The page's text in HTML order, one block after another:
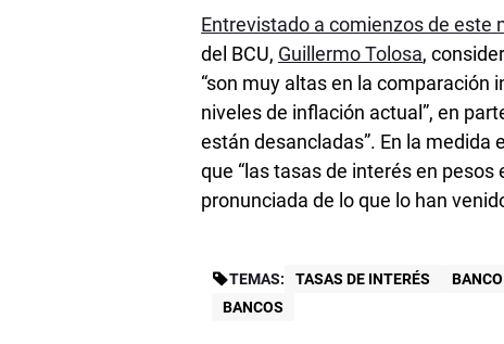
Entrevistado a comienzos de este
del BCU, Guillermo Tolosa,
“son muy altas en la comparación
niveles de inflación actual”, en
están desancladas”. En la
que “las tasas de interés en
pronunciada de lo que lo han
TEMAS: TASAS DE INTERÉS
BANCOS